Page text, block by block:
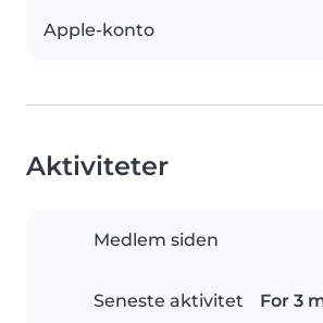
Apple-konto
Aktiviteter
Medlem siden
Seneste aktivitet For 3